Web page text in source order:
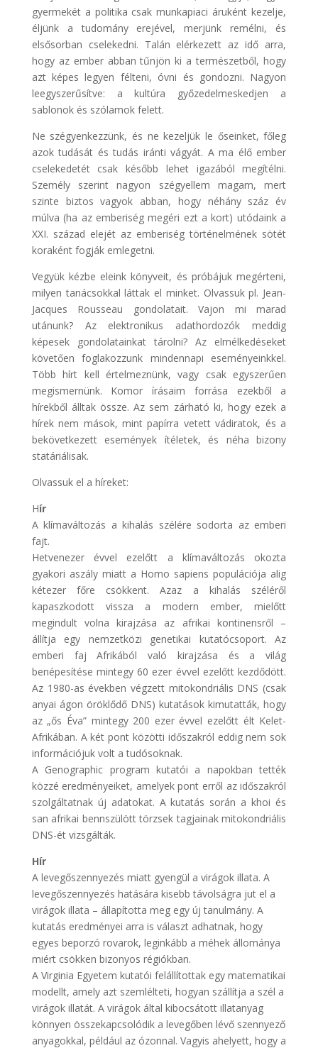
gyermekét a politika csak munkapiaci áruként kezelje,
éljünk a tudomány erejével, merjünk remélni, és
elsősorban cselekedni. Talán elérkezett az idő arra,
hogy az ember abban tűnjön ki a természetből, hogy
azt képes legyen félteni, óvni és gondozni. Nagyon
leegyszerűsítve: a kultúra győzedelmeskedjen a
sablonok és szólamok felett.
Ne szégyenkezzünk, és ne kezeljük le őseinket, főleg
azok tudását és tudás iránti vágyát. A ma élő ember
cselekedetét csak később lehet igazából megítélni.
Személy szerint nagyon szégyellem magam, mert
szinte biztos vagyok abban, hogy néhány száz év
múlva (ha az emberiség megéri ezt a kort) utódaink a
XXI. század elejét az emberiség történelmének sötét
koraként fogják emlegetni.
Vegyük kézbe eleink könyveit, és próbájuk megérteni,
milyen tanácsokkal láttak el minket. Olvassuk pl. Jean-
Jacques Rousseau gondolatait. Vajon mi marad
utánunk? Az elektronikus adathordozók meddig
képesek gondolatainkat tárolni? Az elmélkedéseket
követően foglakozzunk mindennapi eseményeinkkel.
Több hírt kell értelmeznünk, vagy csak egyszerűen
megismernünk. Komor írásaim forrása ezekből a
hírekből álltak össze. Az sem zárható ki, hogy ezek a
hírek nem mások, mint papírra vetett vádiratok, és a
bekövetkezett események ítéletek, és néha bizony
statáriálisak.
Olvassuk el a híreket:
Hír
A klímaváltozás a kihalás szélére sodorta az emberi
fajt.
Hetvenezer évvel ezelőtt a klímaváltozás okozta
gyakori aszály miatt a Homo sapiens populációja alig
kétezer főre csökkent. Azaz a kihalás széléről
kapaszkodott vissza a modern ember, mielőtt
megindult volna kirajzása az afrikai kontinensről –
állítja egy nemzetközi genetikai kutatócsoport. Az
emberi faj Afrikából való kirajzása és a világ
benépesítése mintegy 60 ezer évvel ezelőtt kezdődött.
Az 1980-as években végzett mitokondriális DNS (csak
anyai ágon öröklődő DNS) kutatások kimutatták, hogy
az „ős Éva” mintegy 200 ezer évvel ezelőtt élt Kelet-
Afrikában. A két pont közötti időszakról eddig nem sok
információjuk volt a tudósoknak.
A Genographic program kutatói a napokban tették
közzé eredményeiket, amelyek pont erről az időszakról
szolgáltatnak új adatokat. A kutatás során a khoi és
san afrikai bennszülött törzsek tagjainak mitokondriális
DNS-ét vizsgálták.
Hír
A levegőszennyezés miatt gyengül a virágok illata. A
levegőszennyezés hatására kisebb távolságra jut el a
virágok illata – állapította meg egy új tanulmány. A
kutatás eredményei arra is választ adhatnak, hogy
egyes beporzó rovarok, leginkább a méhek állománya
miért csökken bizonyos régiókban.
A Virginia Egyetem kutatói felállítottak egy matematikai
modellt, amely azt szemlélteti, hogyan szállítja a szél a
virágok illatát. A virágok által kibocsátott illatanyag
könnyen összekapcsolódik a levegőben lévő szennyező
anyagokkal, például az ózonnal. Vagyis ahelyett, hogy a